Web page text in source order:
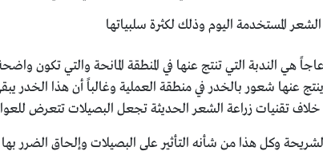
المستخدمة اليوم وذلك لكثرة سلبياتها
تقنيات زراعة الشعر الحديثة تجعل البصيلات تتعرض
وكل هذا من شأنه التأثير على البصيلات وإلحاق الضرر